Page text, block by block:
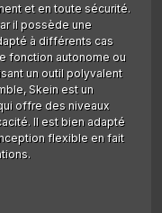
et en toute sécurité.
il possède une
à différents cas
fonction autonome ou
un outil polyvalent
Skein est un
offre des niveaux
Il est bien adapté
flexible en fait